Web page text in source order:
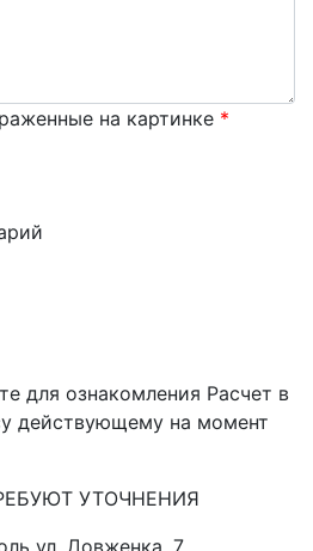
на картинке *
для ознакомления Расчет в
действующему на момент
УТОЧНЕНИЯ
ул. Довженка, 7